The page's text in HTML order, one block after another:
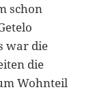
schon
war die
die
Wohnteil